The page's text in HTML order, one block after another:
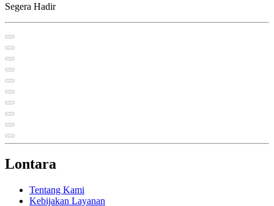
Segera Hadir
Lontara
Tentang Kami
Kebijakan Layanan